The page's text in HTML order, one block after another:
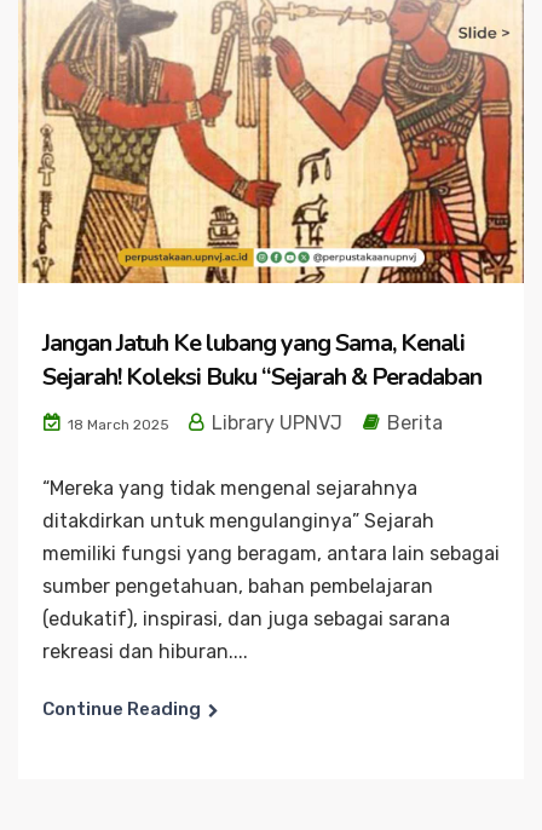
Jangan Jatuh Ke lubang yang Sama, Kenali
Sejarah! Koleksi Buku “Sejarah & Peradaban
18 March 2025 Library UPNVJ Berita
“Mereka yang tidak mengenal sejarahnya
ditakdirkan untuk mengulanginya” Sejarah
memiliki fungsi yang beragam, antara lain sebagai
sumber pengetahuan, bahan pembelajaran
(edukatif), inspirasi, dan juga sebagai sarana
rekreasi dan hiburan....
Continue Reading